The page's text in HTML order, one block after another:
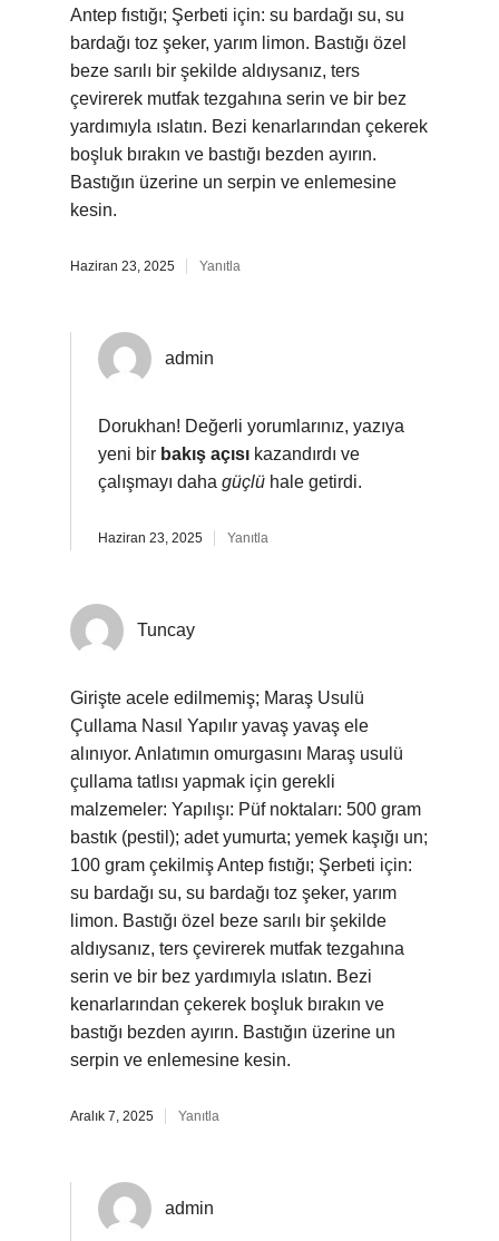
Antep fıstığı; Şerbeti için: su bardağı su, su
bardağı toz şeker, yarım limon. Bastığı özel
beze sarılı bir şekilde aldıysanız, ters
çevirerek mutfak tezgahına serin ve bir bez
yardımıyla ıslatın. Bezi kenarlarından çekerek
boşluk bırakın ve bastığı bezden ayırın.
Bastığın üzerine un serpin ve enlemesine
kesin.
Haziran 23, 2025 Yanıtla
admin
Dorukhan! Değerli yorumlarınız, yazıya
yeni bir bakış açısı kazandırdı ve
çalışmayı daha güçlü hale getirdi.
Haziran 23, 2025 Yanıtla
Tuncay
Girişte acele edilmemiş; Maraş Usulü
Çullama Nasıl Yapılır yavaş yavaş ele
alınıyor. Anlatımın omurgasını Maraş usulü
çullama tatlısı yapmak için gerekli
malzemeler: Yapılışı: Püf noktaları: 500 gram
bastık (pestil); adet yumurta; yemek kaşığı un;
100 gram çekilmiş Antep fıstığı; Şerbeti için:
su bardağı su, su bardağı toz şeker, yarım
limon. Bastığı özel beze sarılı bir şekilde
aldıysanız, ters çevirerek mutfak tezgahına
serin ve bir bez yardımıyla ıslatın. Bezi
kenarlarından çekerek boşluk bırakın ve
bastığı bezden ayırın. Bastığın üzerine un
serpin ve enlemesine kesin.
Aralık 7, 2025 Yanıtla
admin